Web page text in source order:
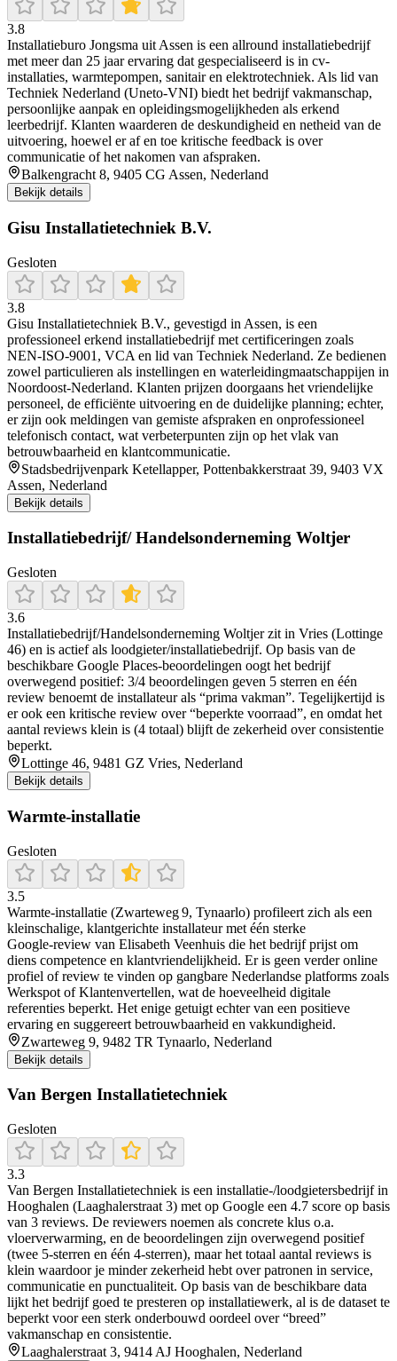
3.8
Installatieburo Jongsma uit Assen is een allround installatiebedrijf
met meer dan 25 jaar ervaring dat gespecialiseerd is in cv-
installaties, warmtepompen, sanitair en elektrotechniek. Als lid van
Techniek Nederland (Uneto‑VNI) biedt het bedrijf vakmanschap,
persoonlijke aanpak en opleidingsmogelijkheden als erkend
leerbedrijf. Klanten waarderen de deskundigheid en netheid van de
uitvoering, hoewel er af en toe kritische feedback is over
communicatie of het nakomen van afspraken.
Balkengracht 8, 9405 CG Assen, Nederland
Bekijk details
Gisu Installatietechniek B.V.
Gesloten
3.8
Gisu Installatietechniek B.V., gevestigd in Assen, is een
professioneel erkend installatiebedrijf met certificeringen zoals
NEN‑ISO‑9001, VCA en lid van Techniek Nederland. Ze bedienen
zowel particulieren als instellingen en waterleidingmaatschappijen in
Noordoost-Nederland. Klanten prijzen doorgaans het vriendelijke
personeel, de efficiënte uitvoering en de duidelijke planning; echter,
er zijn ook meldingen van gemiste afspraken en onprofessioneel
telefonisch contact, wat verbeterpunten zijn op het vlak van
betrouwbaarheid en klantcommunicatie.
Stadsbedrijvenpark Ketellapper, Pottenbakkerstraat 39, 9403 VX
Assen, Nederland
Bekijk details
Installatiebedrijf/ Handelsonderneming Woltjer
Gesloten
3.6
Installatiebedrijf/Handelsonderneming Woltjer zit in Vries (Lottinge
46) en is actief als loodgieter/installatiebedrijf. Op basis van de
beschikbare Google Places-beoordelingen oogt het bedrijf
overwegend positief: 3/4 beoordelingen geven 5 sterren en één
review benoemt de installateur als “prima vakman”. Tegelijkertijd is
er ook een kritische review over “beperkte voorraad”, en omdat het
aantal reviews klein is (4 totaal) blijft de zekerheid over consistentie
beperkt.
Lottinge 46, 9481 GZ Vries, Nederland
Bekijk details
Warmte-installatie
Gesloten
3.5
Warmte‑installatie (Zwarteweg 9, Tynaarlo) profileert zich als een
kleinschalige, klantgerichte installateur met één sterke
Google‑review van Elisabeth Veenhuis die het bedrijf prijst om
diens competence en klantvriendelijkheid. Er is geen verder online
profiel of review te vinden op gangbare Nederlandse platforms zoals
Werkspot of Klantenvertellen, wat de hoeveelheid digitale
referenties beperkt. Het enige getuigt echter van een positieve
ervaring en suggereert betrouwbaarheid en vakkundigheid.
Zwarteweg 9, 9482 TR Tynaarlo, Nederland
Bekijk details
Van Bergen Installatietechniek
Gesloten
3.3
Van Bergen Installatietechniek is een installatie-/loodgietersbedrijf in
Hooghalen (Laaghalerstraat 3) met op Google een 4.7 score op basis
van 3 reviews. De reviewers noemen als concrete klus o.a.
vloerverwarming, en de beoordelingen zijn overwegend positief
(twee 5-sterren en één 4-sterren), maar het totaal aantal reviews is
klein waardoor je minder zekerheid hebt over patronen in service,
communicatie en punctualiteit. Op basis van de beschikbare data
lijkt het bedrijf goed te presteren op installatiewerk, al is de dataset te
beperkt voor een sterk onderbouwd oordeel over “breed”
vakmanschap en consistentie.
Laaghalerstraat 3, 9414 AJ Hooghalen, Nederland